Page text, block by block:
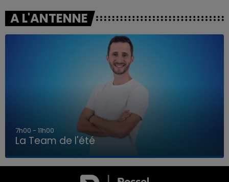
LA TEAM DE L'ÉTÉ
A L'ANTENNE
7h00 - 11h00
La Team de l'été